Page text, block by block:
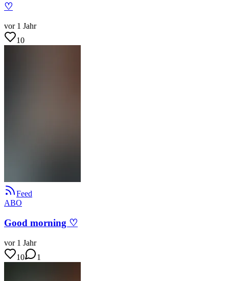
♡
vor 1 Jahr
10
Feed
ABO
Good morning ♡
vor 1 Jahr
10
1